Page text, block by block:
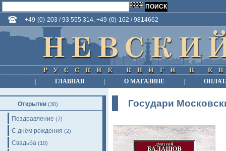
+49-(0)-203 / 93 555 314, +49-(0)-162 / 9814662
ГЛАВНАЯ О МАГАЗИНЕ
Открытки (30)
Поздравление (7)
С днём рождения (2)
Свадьба (10)
Государи